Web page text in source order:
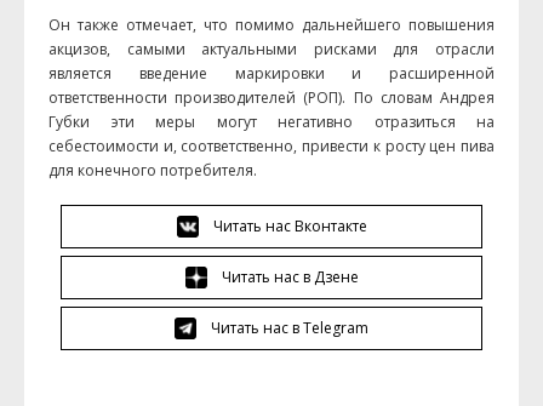
Он также отмечает, что помимо дальнейшего повышения
акцизов, самыми актуальными рисками для отрасли
является введение маркировки и расширенной
ответственности производителей (РОП). По словам Андрея
Губки эти меры могут негативно отразиться на
себестоимости и, соответственно, привести к росту цен пива
для конечного потребителя.
Читать нас Вконтакте
Читать нас в Дзене
Читать нас в Telegram